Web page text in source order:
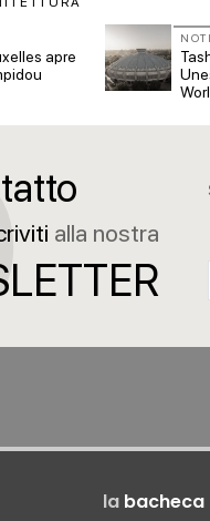
apre
alla nostra
la bacheca